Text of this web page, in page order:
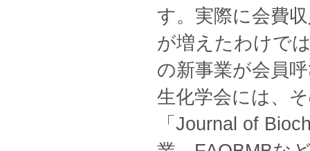
す。実際に会費
が増えたわけで
の新事業が会員
生化学会には、
「Journal of